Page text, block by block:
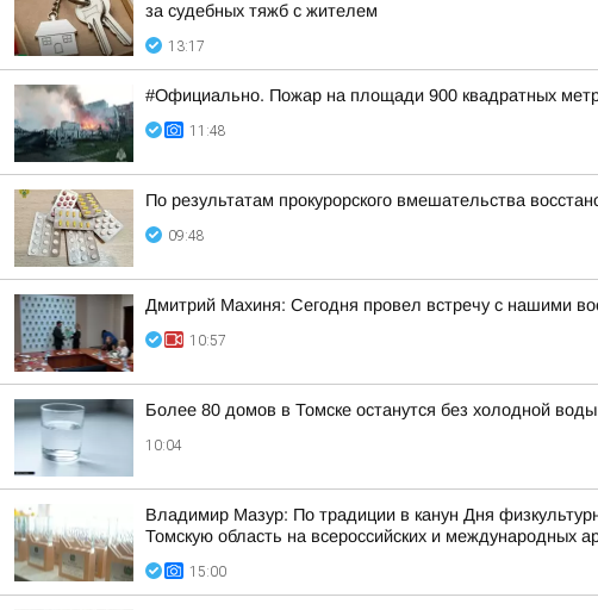
за судебных тяжб с жителем
13:17
#Официально. Пожар на площади 900 квадратных
11:48
По результатам прокурорского вмешательства
09:48
Дмитрий Махиня: Сегодня провел встречу с нашими
10:57
Более 80 домов в Томске останутся без холодной
10:04
Владимир Мазур: По традиции в канун Дня
Томскую область на всероссийских и международных
15:00